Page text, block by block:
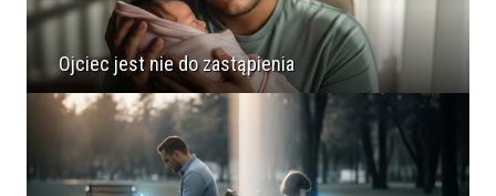
Ojciec jest nie do zastąpienia